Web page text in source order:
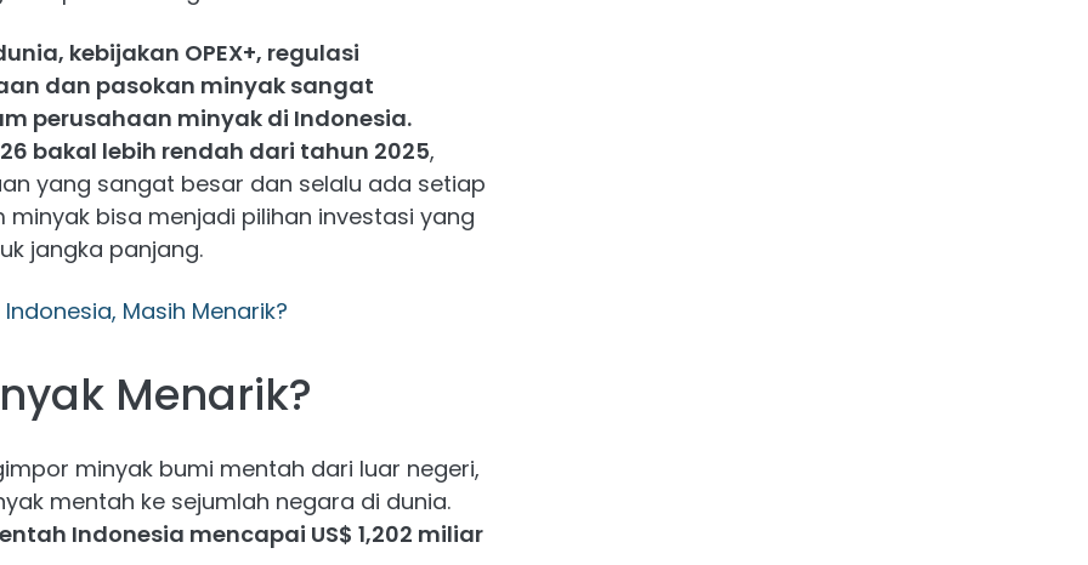
kebijakan OPEX+, regulasi
dan pasokan minyak sangat
perusahaan minyak di Indonesia.
bakal lebih rendah dari tahun 2025,
yang sangat besar dan selalu ada setiap
bisa menjadi pilihan investasi yang
jangka panjang.
Masih Menarik?
Menarik?
minyak bumi mentah dari luar negeri,
mentah ke sejumlah negara di dunia.
Indonesia mencapai US$ 1,202 miliar